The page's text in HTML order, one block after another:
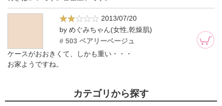
2013/07/20
by めぐみちゃん(女性,乾燥肌)
# 503 ベアリーベージュ
ケースがおおきくて、しかも重い・・・
お家ようですね。
カテゴリから探す